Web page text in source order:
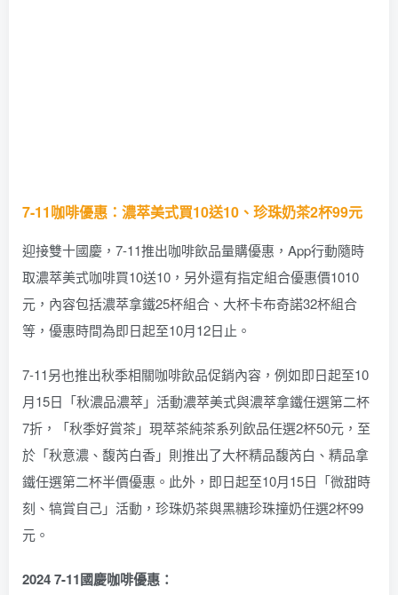
7-11咖啡優惠：濃萃美式買10送10、珍珠奶茶2杯99元
迎接雙十國慶，7-11推出咖啡飲品量購優惠，App行動隨時
取濃萃美式咖啡買10送10，另外還有指定組合優惠價1010
元，內容包括濃萃拿鐵25杯組合、大杯卡布奇諾32杯組合
等，優惠時間為即日起至10月12日止。
7-11另也推出秋季相關咖啡飲品促銷內容，例如即日起至10
月15日「秋濃品濃萃」活動濃萃美式與濃萃拿鐵任選第二杯
7折，「秋季好賞茶」現萃茶純茶系列飲品任選2杯50元，至
於「秋意濃、馥芮白香」則推出了大杯精品馥芮白、精品拿
鐵任選第二杯半價優惠。此外，即日起至10月15日「微甜時
刻、犒賞自己」活動，珍珠奶茶與黑糖珍珠撞奶任選2杯99
元。
2024 7-11國慶咖啡優惠：